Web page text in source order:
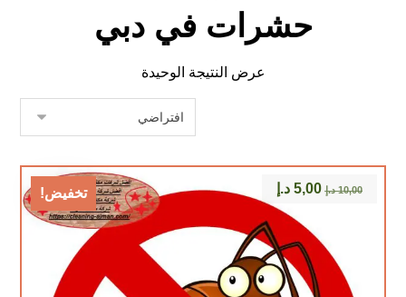
حشرات في دبي
عرض النتيجة الوحيدة
تخفيض! 10,00 د.إ 5,00 د.إ